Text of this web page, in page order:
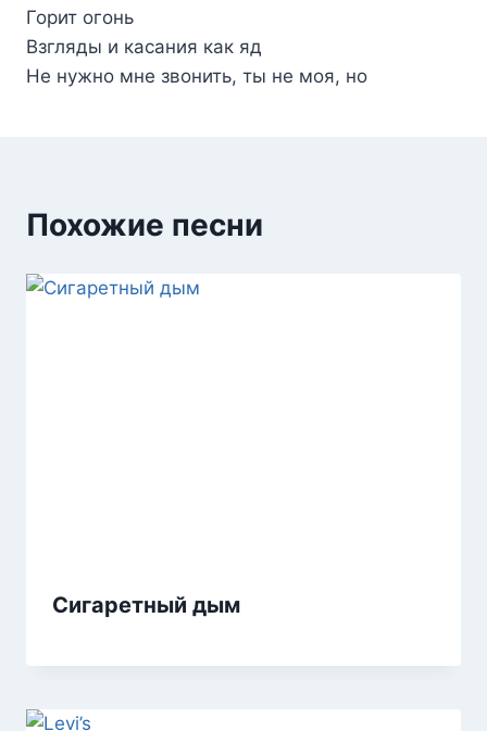
Горит огонь
Взгляды и касания как яд
Не нужно мне звонить, ты не моя, но
Похожие песни
Сигаретный дым